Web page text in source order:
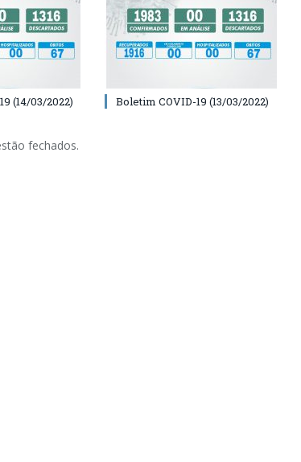
(14/03/2022) Boletim COVID-19 (13/03/2022)
fechados.